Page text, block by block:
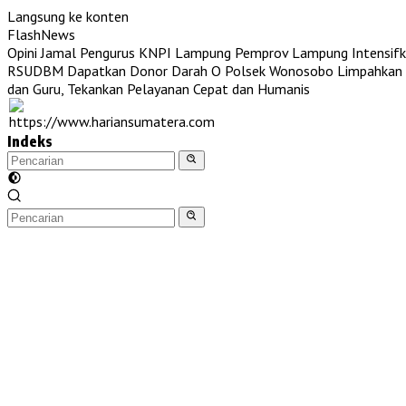
Langsung ke konten
FlashNews
Opini Jamal Pengurus KNPI Lampung Pemprov Lampung
RSUDBM Dapatkan Donor Darah O Polsek Wonosobo
dan Guru, Tekankan Pelayanan Cepat dan Humanis
Indeks